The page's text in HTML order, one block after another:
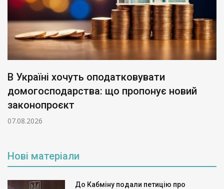
В Україні хочуть оподатковувати
домогосподарства: що пропонує новий
законопроєкт
07.08.2026
Нові матеріали
До Кабміну подали петицію про